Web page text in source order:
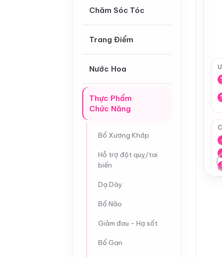
Chăm Sóc Tóc
Trang Điểm
Nước Hoa
Thực Phẩm
Chức Năng
Bổ Xương Khớp
Hỗ trợ đột quỵ/tai
biến
Dạ Dày
Bổ Não
Giảm đau - Hạ sốt
Bổ Gan